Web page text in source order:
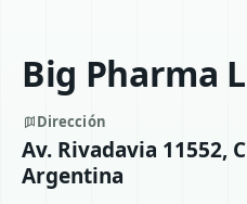
Big Pharma
Dirección
Av. Rivadavia 11552,
Argentina